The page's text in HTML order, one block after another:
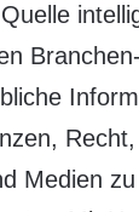
Medien